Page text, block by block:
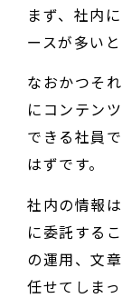
まず、社内
ースが多いと
なおかつそ
にコンテン
できる社員
はずです。
社内の情報
に委託する
の運用、文
任せてしま